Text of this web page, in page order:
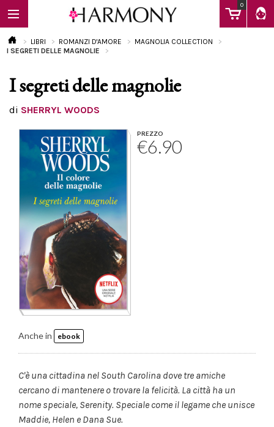
0
EBOOK
Calendario
FAQ
LIBRI ROMANZI D'AMORE
MAGNOLIA COLLECTION
I SEGRETI DELLE MAGNOLIE
I segreti delle magnolie
di SHERRYL WOODS
PREZZO
€6.90
Anche in ebook
C'è una cittadina nel South Carolina dove tre amiche
cercano di mantenere o trovare la felicità. La città ha un
nome speciale, Serenity. Speciale come il legame che unisce
Maddie, Helen e Dana Sue.